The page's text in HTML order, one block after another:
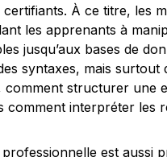
À ce titre, les
les apprenants à
jusqu’aux bases de
syntaxes, mais
comment structurer une
comment interpréter les
professionnelle est aussi